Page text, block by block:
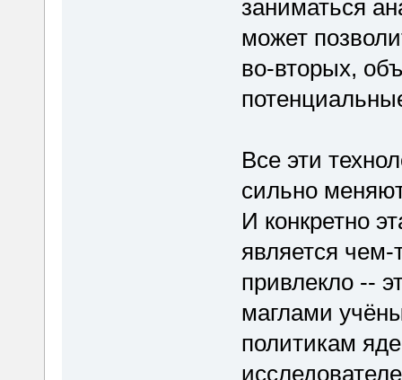
заниматься
может
во-вторых,
Все эти
сильно
И конкретно
является
привлекло --
маглами
политикам